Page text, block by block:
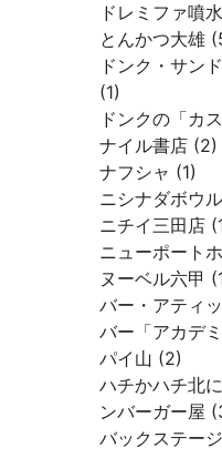
ドレミファ噴
とんかつ大雄
ドンク・サン
(1)
ドンクの「カ
ナイル書店 (2)
ナフシャ (1)
ニシナダボウ
ニチイ三田店
ニューポート
ヌーベル六甲
バー・アティ
バー「アカデ
パイ山 (2)
ハチかハチ北
ンバーガー屋
バックステー